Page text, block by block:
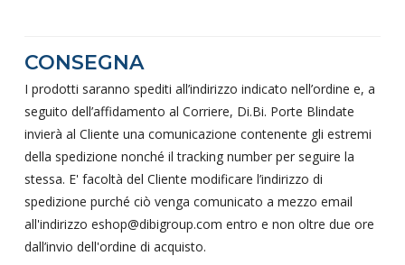
CONSEGNA
I prodotti saranno spediti all’indirizzo indicato nell’ordine e, a
seguito dell’affidamento al Corriere, Di.Bi. Porte Blindate
invierà al Cliente una comunicazione contenente gli estremi
della spedizione nonché il tracking number per seguire la
stessa. E' facoltà del Cliente modificare l’indirizzo di
spedizione purché ciò venga comunicato a mezzo email
all'indirizzo eshop@dibigroup.com entro e non oltre due ore
dall’invio dell'ordine di acquisto.